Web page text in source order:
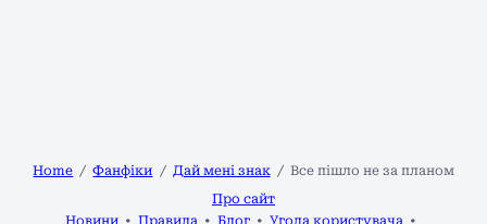
Home Фанфіки Дай мені знак
Все пішло не за планом
Про сайт
Новини
Правила Блог Угода користувача